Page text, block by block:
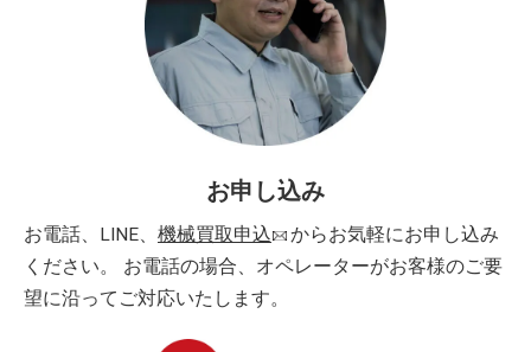
お申し込み
お電話、LINE、 機械買取申込
からお気軽にお申し込み
ください。 お電話の場合、オペレーターがお客様のご要
望に沿ってご対応いたします。